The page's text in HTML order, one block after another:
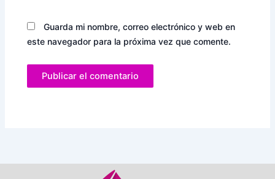
Guarda mi nombre, correo electrónico y web en
este navegador para la próxima vez que comente.